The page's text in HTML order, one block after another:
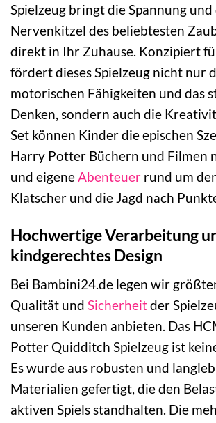
Spielzeug bringt die Spannung und
Nervenkitzel des beliebtesten
direkt in Ihr Zuhause. Konzipiert
fördert dieses Spielzeug nicht nur
motorischen Fähigkeiten und das
Denken, sondern auch die
Set können Kinder die epischen
Harry Potter Büchern und Filmen
und eigene Abenteuer rund um
Klatscher und die Jagd nach
Hochwertige Verarbeitung
kindgerechtes Design
Bei Bambini24.de legen wir
Qualität und Sicherheitder
unseren Kunden anbieten. Das
Potter Quidditch Spielzeug ist
Es wurde aus robusten und
Materialien gefertigt, die den
aktiven Spiels standhalten. Die